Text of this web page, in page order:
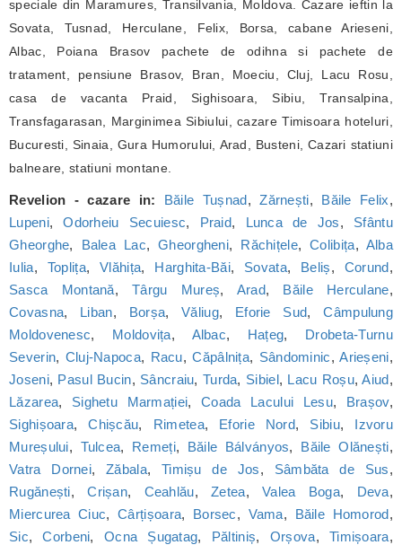
speciale din Maramures, Transilvania, Moldova. Cazare ieftin la
Sovata, Tusnad, Herculane, Felix, Borsa, cabane Arieseni,
Albac, Poiana Brasov pachete de odihna si pachete de
tratament, pensiune Brasov, Bran, Moeciu, Cluj, Lacu Rosu,
casa de vacanta Praid, Sighisoara, Sibiu, Transalpina,
Transfagarasan, Marginimea Sibiului, cazare Timisoara hoteluri,
Bucuresti, Sinaia, Gura Humorului, Arad, Busteni, Cazari statiuni
balneare, statiuni montane.
Revelion - cazare in: Băile Tușnad,Zărnești, Băile Felix,
Lupeni,Odorheiu Secuiesc, Praid, Lunca de Jos, Sfântu
Gheorghe, Balea Lac,Gheorgheni, Răchițele,Colibița, Alba
Iulia, Toplița,Vlăhița, Harghita-Băi, Sovata, Beliș, Corund,
Sasca Montană,Târgu Mureș, Arad, Băile Herculane,
Covasna, Liban, Borșa,Văliug, Eforie Sud,Câmpulung
Moldovenesc, Moldovița, Albac, Hațeg, Drobeta-Turnu
Severin, Cluj-Napoca, Racu,Căpâlnița, Sândominic,Arieșeni,
Joseni, Pasul Bucin, Sâncraiu, Turda, Sibiel, Lacu Roșu,Aiud,
Lăzarea, Sighetu Marmației,Coada Lacului Lesu, Brașov,
Sighișoara,Chișcău, Rimetea, Eforie Nord, Sibiu, Izvoru
Mureșului, Tulcea, Remeți, Băile Bálványos, Băile Olănești,
Vatra Dornei,Zăbala, Timișu de Jos, Sâmbăta de Sus,
Rugănești,Crișan, Ceahlău,Zetea,Valea Boga, Deva,
Miercurea Ciuc,Cârțișoara, Borsec, Vama, Băile Homorod,
Sic,Corbeni, Ocna Șugatag, Păltiniș, Orșova, Timișoara,